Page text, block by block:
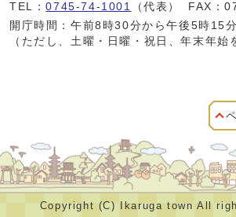
TEL：0745-74-1001 （代表）
FAX：
開庁時間：午前8時30分から午後5時15分
（ただし、土曜・日曜・祝日、年末年始
Copyright (C) Ikaruga town All